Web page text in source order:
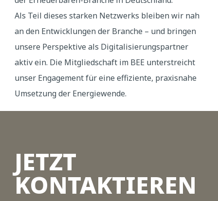
Als Teil dieses starken Netzwerks bleiben wir nah
an den Entwicklungen der Branche – und bringen
unsere Perspektive als Digitalisierungspartner
aktiv ein. Die Mitgliedschaft im BEE unterstreicht
unser Engagement für eine effiziente, praxisnahe
Umsetzung der Energiewende.
JETZT
KONTAKTIEREN